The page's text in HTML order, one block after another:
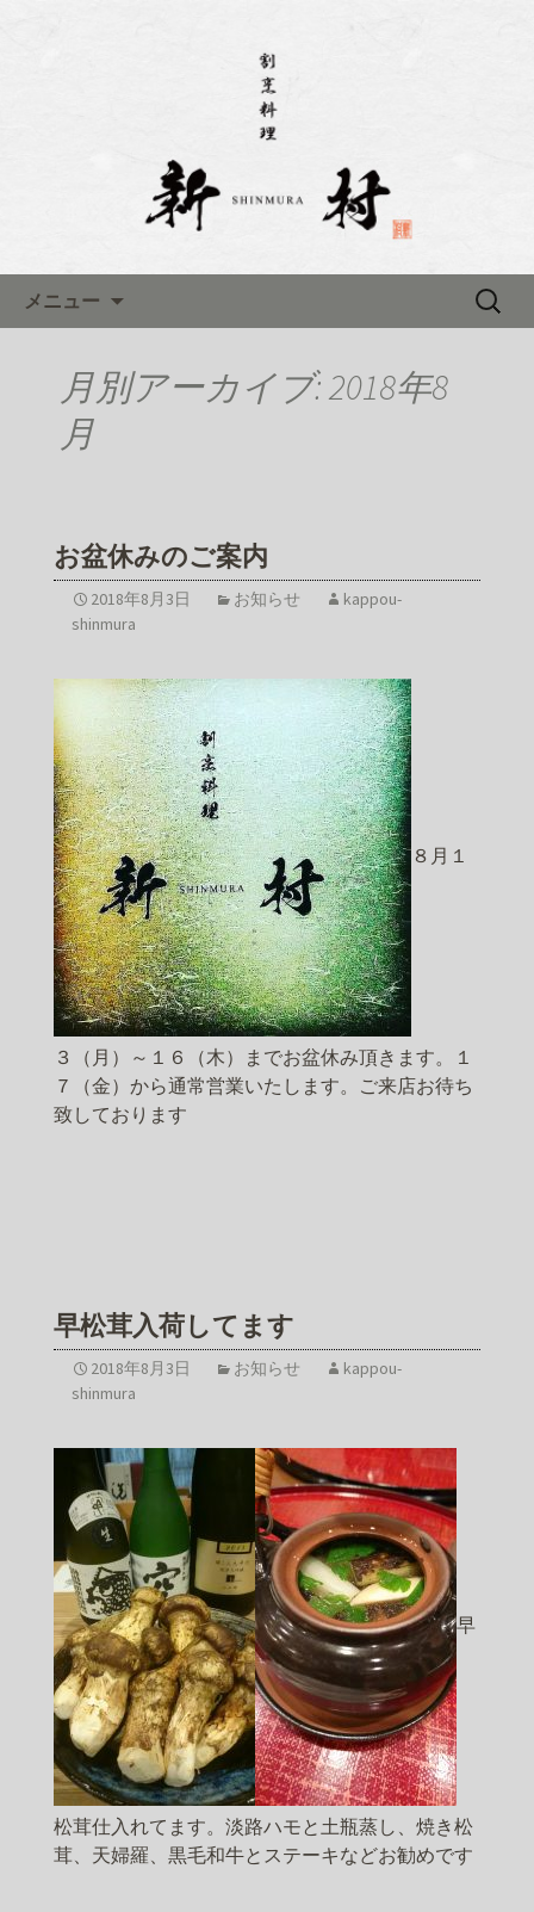
名古屋市伏見にある「割烹料理
新村(しんむら)」のブログ
んむら)」のブログです
メニュー
検
月別アーカイブ: 2018年8
月
お盆休みのご案内
2018年8月3日 お知らせ
kappou-
shinmura
８月１
３（月）～１６（木）までお盆休み頂きます。１
７（金）から通常営業いたします。ご来店お待ち
致しております
早松茸入荷してます
2018年8月3日 お知らせ
kappou-
shinmura
早
松茸仕入れてます。淡路ハモと土瓶蒸し、焼き松
茸、天婦羅、黒毛和牛とステーキなどお勧めです